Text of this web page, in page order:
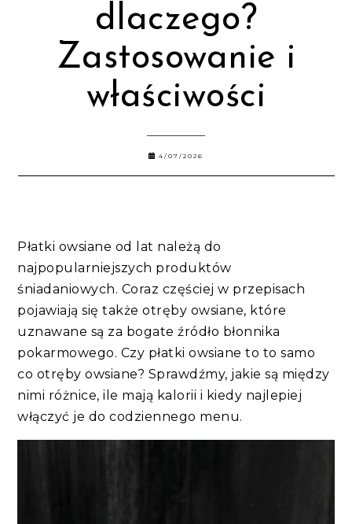
dlaczego?
Zastosowanie i
właściwości
4/07/2026
Płatki owsiane od lat należą do
najpopularniejszych produktów
śniadaniowych. Coraz częściej w przepisach
pojawiają się także otręby owsiane, które
uznawane są za bogate źródło błonnika
pokarmowego. Czy płatki owsiane to to samo
co otręby owsiane? Sprawdźmy, jakie są między
nimi różnice, ile mają kalorii i kiedy najlepiej
włączyć je do codziennego menu.